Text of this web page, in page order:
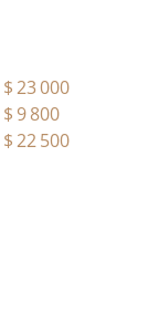
$ 23 000
$ 9 800
$ 22 500